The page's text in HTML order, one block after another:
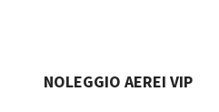
NOLEGGIO AEREI VIP